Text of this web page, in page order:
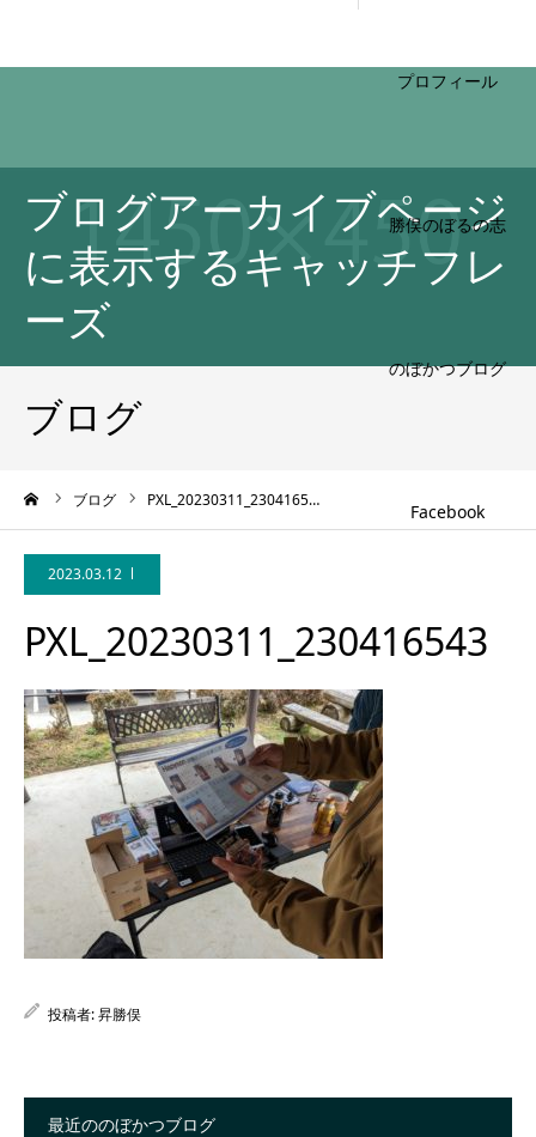
HOME
プロフィール
勝俣のぼるの志
のぼかつブログ
Facebook
ブログアーカイブページ
に表示するキャッチフレ
ーズ
ブログ
ブログ PXL_20230311_2304165…
2023.03.12
PXL_20230311_230416543
投稿者:昇勝俣
最近ののぼかつブログ